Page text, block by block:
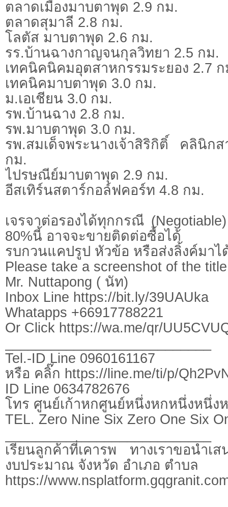
ตลาดเมืองมาบตาพุด 2.9 กม.
ตลาดสุมาลี 2.8 กม.
โลตัส มาบตาพุด 2.6 กม.
รร.บ้านฉางกาญจนกุลวิทยา 2.5 กม.
เทคนิคนิคมอุตสาหกรรมระยอง 2.7
เทคนิคมาบตาพุด 3.0 กม.
ม.เอเชียน 3.0 กม.
รพ.บ้านฉาง 2.8 กม.
รพ.มาบตาพุด 3.0 กม.
รพ.สมเด็จพระนางเจ้าสิริกิติ์ คลินิก
กม.
ไปรษณีย์มาบตาพุด 2.9 กม.
อีสเทิร์นสตาร์กอล์ฟคอร์ท 4.8 กม.
เจรจาต่อรองได้ทุกกรณี
80%นี้ อาจจะขายติดต่อซื้อได้
รบกวนแคปรูป หัวข้อ หรือส่งลิ้งค์มาไ
Please take a screenshot of the
Mr. Nuttapong ( นัท)
Inbox Line https://bit.ly/39UAUka
Whatapps +66917788221
Or Click https://wa.me/qr/
Tel.-ID Line 0960161167
หรือ คลิ๊ก https://line.me/ti/p/
ID Line 0634782676
โทร ศูนย์เก้าหกศูนย์หนึ่งหกหนึ่งหนึ่ง
TEL. Zero Nine Six Zero One Six
เรียนลูกค้าที่เคารพ ทางเราขอนำเ
งบประมาณ จังหวัด อำเภอ ตำบล
https://